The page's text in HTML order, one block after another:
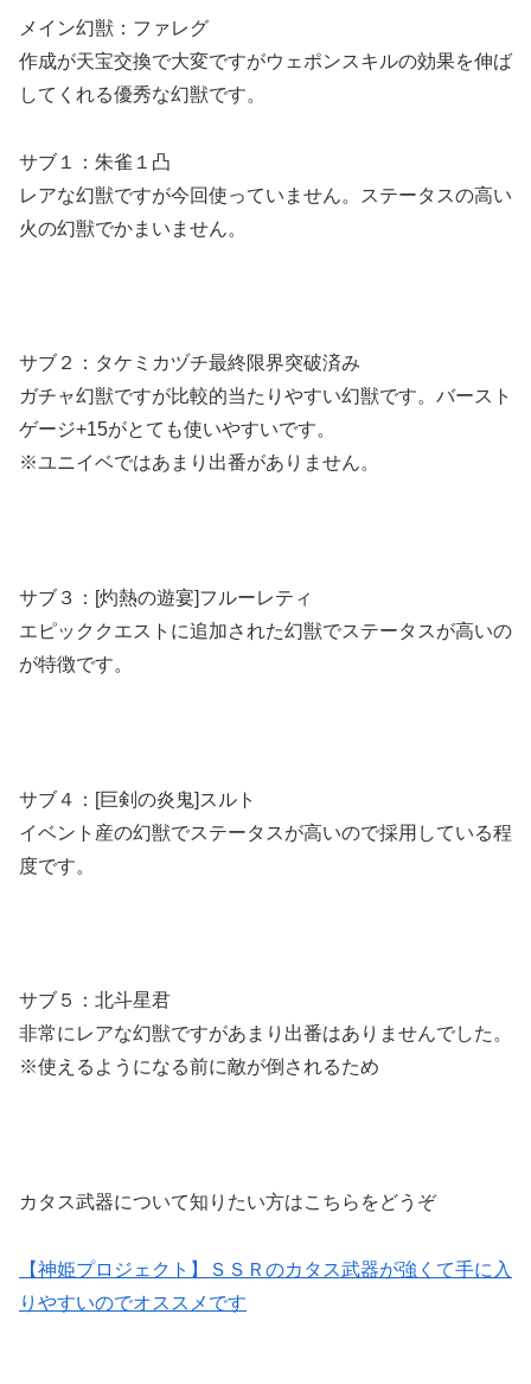
メイン幻獣：ファレグ
作成が天宝交換で大変ですがウェポンスキルの効果を伸ば
してくれる優秀な幻獣です。
サブ１：朱雀１凸
レアな幻獣ですが今回使っていません。ステータスの高い
火の幻獣でかまいません。
サブ２：タケミカヅチ最終限界突破済み
ガチャ幻獣ですが比較的当たりやすい幻獣です。バースト
ゲージ+15がとても使いやすいです。
※ユニイベではあまり出番がありません。
サブ３：[灼熱の遊宴]フルーレティ
エピッククエストに追加された幻獣でステータスが高いの
が特徴です。
サブ４：[巨剣の炎鬼]スルト
イベント産の幻獣でステータスが高いので採用している程
度です。
サブ５：北斗星君
非常にレアな幻獣ですがあまり出番はありませんでした。
※使えるようになる前に敵が倒されるため
カタス武器について知りたい方はこちらをどうぞ
【神姫プロジェクト】ＳＳＲのカタス武器が強くて手に入
りやすいのでオススメです